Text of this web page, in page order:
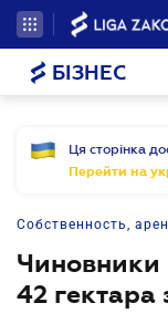
БІЗНЕС
Ця сторінка
Перейти на
Собственность,
Чиновники
42 гектара